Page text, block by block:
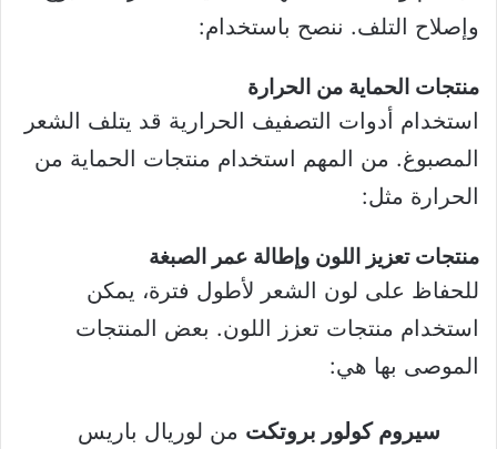
وإصلاح التلف. ننصح باستخدام:
منتجات الحماية من الحرارة
استخدام أدوات التصفيف الحرارية قد يتلف الشعر
المصبوغ. من المهم استخدام منتجات الحماية من
الحرارة مثل:
منتجات تعزيز اللون وإطالة عمر الصبغة
للحفاظ على لون الشعر لأطول فترة، يمكن
استخدام منتجات تعزز اللون. بعض المنتجات
الموصى بها هي:
سيروم كولور بروتكت من لوريال باريس